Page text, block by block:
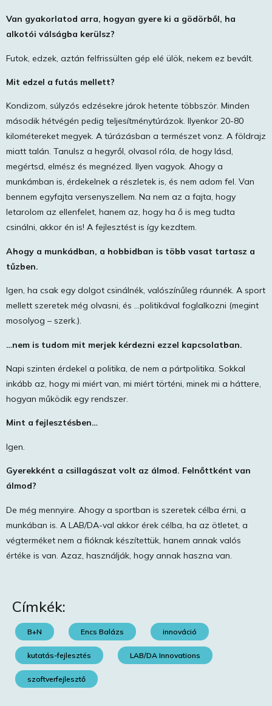
Van gyakorlatod arra, hogyan gyere ki a gödörből, ha
alkotói válságba kerülsz?
Futok, edzek, aztán felfrissülten gép elé ülök, nekem ez bevált.
Mit edzel a futás mellett?
Kondizom, súlyzós edzésekre járok hetente többször. Minden
második hétvégén pedig teljesítménytúrázok. Ilyenkor 20-80
kilométereket megyek. A túrázásban a természet vonz. A földrajz
miatt talán. Tanulsz a hegyről, olvasol róla, de hogy lásd,
megértsd, elmész és megnézed. Ilyen vagyok. Ahogy a
munkámban is, érdekelnek a részletek is, és nem adom fel. Van
bennem egyfajta versenyszellem. Na nem az a fajta, hogy
letarolom az ellenfelet, hanem az, hogy ha ő is meg tudta
csinálni, akkor én is! A fejlesztést is így kezdtem.
Ahogy a munkádban, a hobbidban is több vasat tartasz a
tűzben.
Igen, ha csak egy dolgot csinálnék, valószínűleg ráunnék. A sport
mellett szeretek még olvasni, és …politikával foglalkozni (megint
mosolyog – szerk.).
…nem is tudom mit merjek kérdezni ezzel kapcsolatban.
Napi szinten érdekel a politika, de nem a pártpolitika. Sokkal
inkább az, hogy mi miért van, mi miért történi, minek mi a háttere,
hogyan működik egy rendszer.
Mint a fejlesztésben…
Igen.
Gyerekként a csillagászat volt az álmod. Felnőttként van
álmod?
De még mennyire. Ahogy a sportban is szeretek célba érni, a
munkában is. A LAB/DA-val akkor érek célba, ha az ötletet, a
végterméket nem a fióknak készítettük, hanem annak valós
értéke is van. Azaz, használják, hogy annak haszna van.
Címkék:
B+N Encs Balázs innováció
kutatás-fejlesztés LAB/DA Innovations
szoftverfejlesztő